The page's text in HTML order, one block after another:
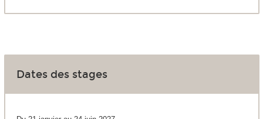
Dates des stages